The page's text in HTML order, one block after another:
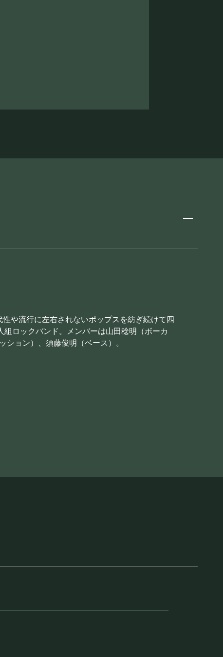
や流行に左右されないポップスを紡ぎ続けて四
ロックバンド。メンバーは山田稔明（ボーカ
ション）、須藤俊明（ベース）。